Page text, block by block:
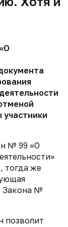
участники
№ 99 «О
тогда же
Закона №
позволит